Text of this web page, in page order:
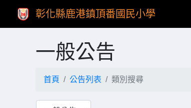
彰化縣鹿港鎮頂番國民小學
一般公告
首頁 公告列表 類別搜尋